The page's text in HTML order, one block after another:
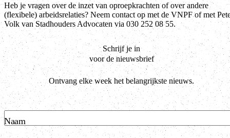
Heb je vragen over de inzet van oproepkrachten of over andere
(flexibele) arbeidsrelaties? Neem contact op met de VNPF of met
Volk van Stadhouders Advocaten via 030 252 08 55.
Schrijf je in
voor de nieuwsbrief
Ontvang elke week het belangrijkste nieuws.
Naam